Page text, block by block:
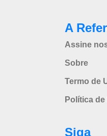
A
Assine
Sobre
Termo de
Política
Siga